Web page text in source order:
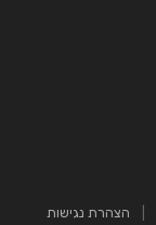
הצהרת נגישות